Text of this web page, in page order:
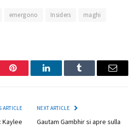
emergono Insiders
maghi
Pinterest LinkedInTumblr Email
ARTICLE
Kaylee
NEXT ARTICLE
Gautam Gambhir si apre sulla